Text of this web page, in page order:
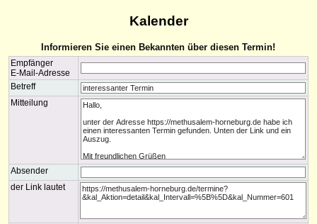
Kalender
Informieren Sie einen Bekannten über diesen Termin!
Empfänger
E-Mail-Adresse
Betreff
Mitteilung
Absender
der Link lautet